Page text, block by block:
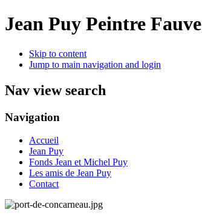
Jean Puy Peintre Fauve
Skip to content
Jump to main navigation and login
Nav view search
Navigation
Accueil
Jean Puy
Fonds Jean et Michel Puy
Les amis de Jean Puy
Contact